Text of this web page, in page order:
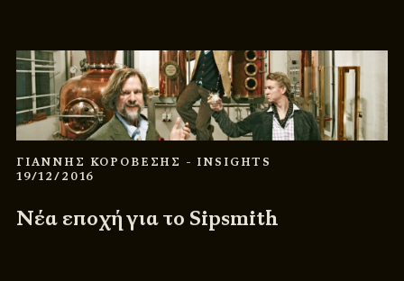
ΓΙΑΝΝΗΣ ΚΟΡΟΒΕΣΗΣ - INSIGHTS
19/12/2016
Νέα εποχή για το Sipsmith